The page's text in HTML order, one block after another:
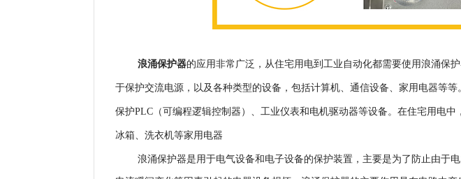
浪涌保护器的应用非常广泛，从住宅用电到工业自动化都需要使用浪涌保
于保护交流电源，以及各种类型的设备，包括计算机、通信设备、家用电器等
保护PLC（可编程逻辑控制器）、工业仪表和电机驱动器等设备。在住宅用电中
冰箱、洗衣机等家用电器
浪涌保护器是用于电气设备和电子设备的保护装置，主要是为了防止由于